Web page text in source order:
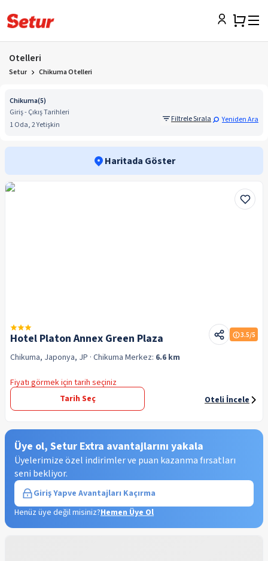
Otelleri
Setur Chikuma Otelleri
Chikuma(5)
Giriş - Çıkış Tarihleri
1 Oda, 2 Yetişkin
Filtrele Sırala Yeniden Ara
Haritada Göster
Hotel Platon Annex Green Plaza 3.5/5
Chikuma, Japonya, JP · Chikuma Merkez: 6.6 km
Fiyatı görmek için tarih seçiniz
Tarih Seç
Oteli İncele
Üye ol, Setur Extra avantajlarını yakala
Üyelerimize özel indirimler ve puan kazanma fırsatları
seni bekliyor.
Giriş Yapve Avantajları Kaçırma
Henüz üye değil misiniz?Hemen Üye Ol